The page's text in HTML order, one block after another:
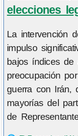
elecciones
La intervención
impulso
bajos índices de
preocupación
guerra con Irán,
mayorías del
de